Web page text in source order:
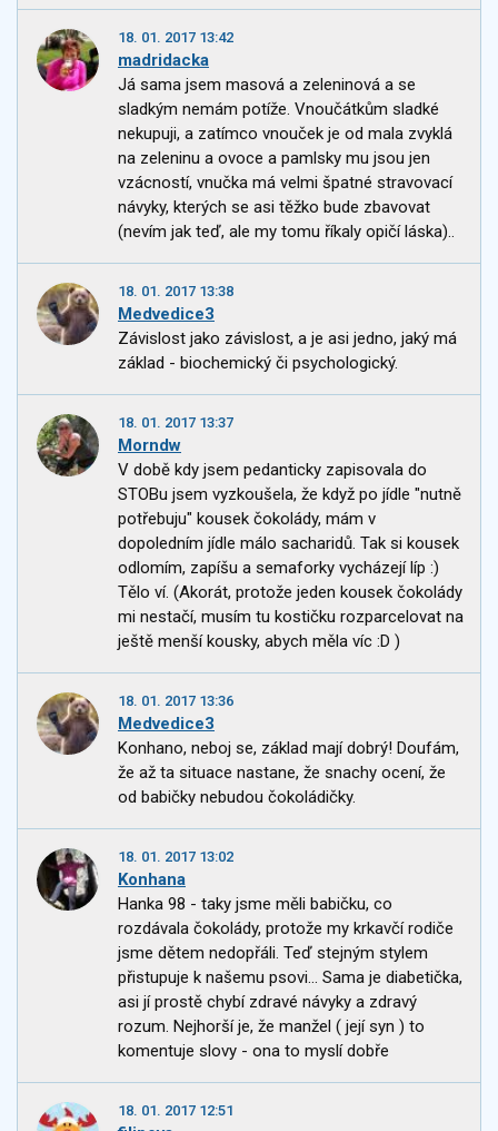
18. 01. 2017 13:42
madridacka
Já sama jsem masová a zeleninová a se
sladkým nemám potíže. Vnoučátkům sladké
nekupuji, a zatímco vnouček je od mala zvyklá
na zeleninu a ovoce a pamlsky mu jsou jen
vzácností, vnučka má velmi špatné stravovací
návyky, kterých se asi těžko bude zbavovat
(nevím jak teď, ale my tomu říkaly opičí láska)..
18. 01. 2017 13:38
Medvedice3
Závislost jako závislost, a je asi jedno, jaký má
základ - biochemický či psychologický.
18. 01. 2017 13:37
Morndw
V době kdy jsem pedanticky zapisovala do
STOBu jsem vyzkoušela, že když po jídle "nutně
potřebuju" kousek čokolády, mám v
dopoledním jídle málo sacharidů. Tak si kousek
odlomím, zapíšu a semaforky vycházejí líp :)
Tělo ví. (Akorát, protože jeden kousek čokolády
mi nestačí, musím tu kostičku rozparcelovat na
ještě menší kousky, abych měla víc :D )
18. 01. 2017 13:36
Medvedice3
Konhano, neboj se, základ mají dobrý! Doufám,
že až ta situace nastane, že snachy ocení, že
od babičky nebudou čokoládičky.
18. 01. 2017 13:02
Konhana
Hanka 98 - taky jsme měli babičku, co
rozdávala čokolády, protože my krkavčí rodiče
jsme dětem nedopřáli. Teď stejným stylem
přistupuje k našemu psovi... Sama je diabetička,
asi jí prostě chybí zdravé návyky a zdravý
rozum. Nejhorší je, že manžel ( její syn ) to
komentuje slovy - ona to myslí dobře
18. 01. 2017 12:51